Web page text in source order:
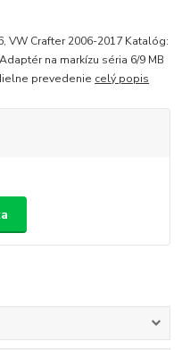
VW Crafter 2006-2017 Katalóg:
na markízu séria 6/9 MB
prevedenie celý popis